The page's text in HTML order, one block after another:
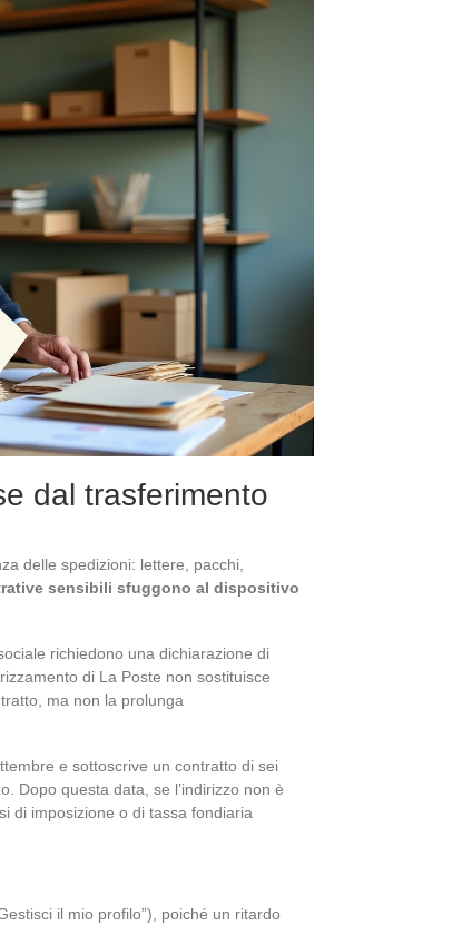
dal trasferimento
delle spedizioni: lettere, pacchi,
sensibili sfuggono al dispositivo
richiedono una dichiarazione di
di La Poste non sostituisce
ma non la prolunga
e sottoscrive un contratto di sei
Dopo questa data, se l’indirizzo non è
di imposizione o di tassa fondiaria
il mio profilo”), poiché un ritardo